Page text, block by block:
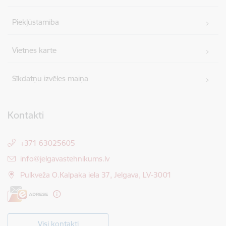
Piekļūstamība
Vietnes karte
Sīkdatņu izvēles maiņa
Kontakti
+371 63025605
E-pasts:
info@jelgavastehnikums.lv
Pulkveža O.Kalpaka iela 37, Jelgava, LV-3001
Visi kontakti